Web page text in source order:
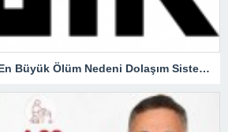
TÜİK: Kırklareli’nde En Büyük Ölüm Nedeni Dolaşım Sistemi Hastalıkları